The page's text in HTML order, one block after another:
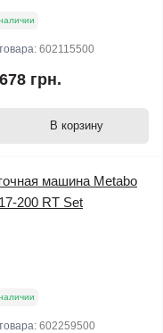
602115500
грн.
В корзину
машина Metabo
200 RT Set
602259500